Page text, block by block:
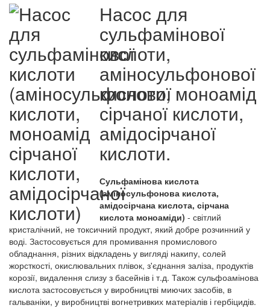
Насос для
сульфамінової
кислоти,
аміносульфонової
кислоти, моноамід
сірчаної кислоти,
амідосірчаної
кислоти.
Сульфамінова кислота
(аміносульфонова кислота,
амідосірчана кислота, сірчана
кислота моноаміди) - світлий
кристалічний, не токсичний продукт, який добре розчинний у
воді. Застосовується для промивання промислового
обладнання, різних відкладень у вигляді накипу, солей
жорсткості, окислювальних плівок, з'єднання заліза, продуктів
корозії, видалення слизу з басейнів і т.д. Також сульфоамінова
кислота застосовується у виробництві миючих засобів, в
гальваніки, у виробництві вогнетривких матеріалів і гербіцидів.